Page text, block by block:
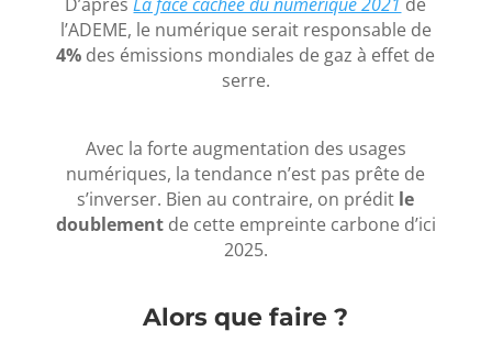
l’ADEME, le numérique serait responsable de
4% des émissions mondiales de gaz à effet de
serre.
Avec la forte augmentation des usages
numériques, la tendance n’est pas prête de
s’inverser. Bien au contraire, on prédit le
doublementde cette empreinte carbone d’ici
2025.
Alors que faire ?